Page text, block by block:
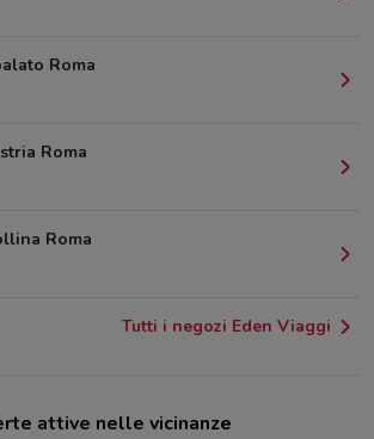
Roma
Roma
Roma
Tutti i negozi Eden Viaggi
attive nelle vicinanze